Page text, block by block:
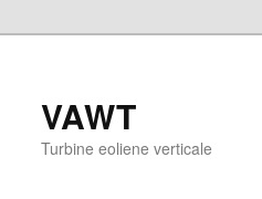
VAWT
Turbine eoliene verticale